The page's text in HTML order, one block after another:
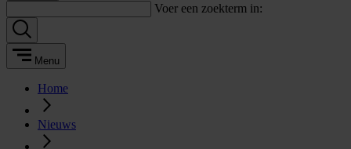
Voer een zoekterm in:
Menu
Home
Nieuws